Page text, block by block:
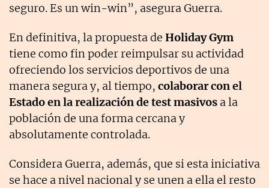
seguro. Es un win-win”, asegura Guerra.
En definitiva, la propuesta de Holiday Gym
tiene como fin poder reimpulsar su actividad
ofreciendo los servicios deportivos de una
manera segura y, al tiempo, colaborar con el
Estado en la realización de test masivos a la
población de una forma cercana y
absolutamente controlada.
Considera Guerra, además, que si esta iniciativa
se hace a nivel nacional y se unen a ella el resto